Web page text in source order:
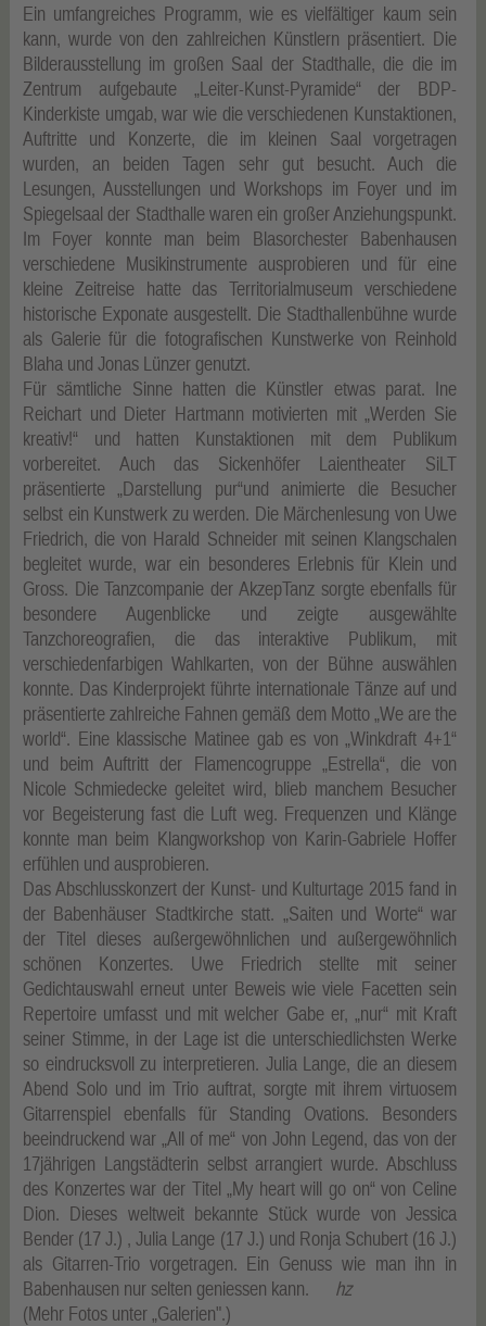
Ein umfangreiches Programm, wie es vielfältiger kaum sein
kann, wurde von den zahlreichen Künstlern präsentiert. Die
Bilderausstellung im großen Saal der Stadthalle, die die im
Zentrum aufgebaute „Leiter-Kunst-Pyramide“ der BDP-
Kinderkiste umgab, war wie die verschiedenen Kunstaktionen,
Auftritte und Konzerte, die im kleinen Saal vorgetragen
wurden, an beiden Tagen sehr gut besucht. Auch die
Lesungen, Ausstellungen und Workshops im Foyer und im
Spiegelsaal der Stadthalle waren ein großer Anziehungspunkt.
Im Foyer konnte man beim Blasorchester Babenhausen
verschiedene Musikinstrumente ausprobieren und für eine
kleine Zeitreise hatte das Territorialmuseum verschiedene
historische Exponate ausgestellt. Die Stadthallenbühne wurde
als Galerie für die fotografischen Kunstwerke von Reinhold
Blaha und Jonas Lünzer genutzt.
Für sämtliche Sinne hatten die Künstler etwas parat. Ine
Reichart und Dieter Hartmann motivierten mit „Werden Sie
kreativ!“ und hatten Kunstaktionen mit dem Publikum
vorbereitet. Auch das Sickenhöfer Laientheater SiLT
präsentierte „Darstellung pur“und animierte die Besucher
selbst ein Kunstwerk zu werden. Die Märchenlesung von Uwe
Friedrich, die von Harald Schneider mit seinen Klangschalen
begleitet wurde, war ein besonderes Erlebnis für Klein und
Gross. Die Tanzcompanie der AkzepTanz sorgte ebenfalls für
besondere Augenblicke und zeigte ausgewählte
Tanzchoreografien, die das interaktive Publikum, mit
verschiedenfarbigen Wahlkarten, von der Bühne auswählen
konnte. Das Kinderprojekt führte internationale Tänze auf und
präsentierte zahlreiche Fahnen gemäß dem Motto „We are the
world“. Eine klassische Matinee gab es von „Winkdraft 4+1“
und beim Auftritt der Flamencogruppe „Estrella“, die von
Nicole Schmiedecke geleitet wird, blieb manchem Besucher
vor Begeisterung fast die Luft weg. Frequenzen und Klänge
konnte man beim Klangworkshop von Karin-Gabriele Hoffer
erfühlen und ausprobieren.
Das Abschlusskonzert der Kunst- und Kulturtage 2015 fand in
der Babenhäuser Stadtkirche statt. „Saiten und Worte“ war
der Titel dieses außergewöhnlichen und außergewöhnlich
schönen Konzertes. Uwe Friedrich stellte mit seiner
Gedichtauswahl erneut unter Beweis wie viele Facetten sein
Repertoire umfasst und mit welcher Gabe er, „nur“ mit Kraft
seiner Stimme, in der Lage ist die unterschiedlichsten Werke
so eindrucksvoll zu interpretieren. Julia Lange, die an diesem
Abend Solo und im Trio auftrat, sorgte mit ihrem virtuosem
Gitarrenspiel ebenfalls für Standing Ovations. Besonders
beeindruckend war „All of me“ von John Legend, das von der
17jährigen Langstädterin selbst arrangiert wurde. Abschluss
des Konzertes war der Titel „My heart will go on“ von Celine
Dion. Dieses weltweit bekannte Stück wurde von Jessica
Bender (17 J.) , Julia Lange (17 J.) und Ronja Schubert (16 J.)
als Gitarren-Trio vorgetragen. Ein Genuss wie man ihn in
Babenhausen nur selten geniessen kann. hz
(Mehr Fotos unter „Galerien".)